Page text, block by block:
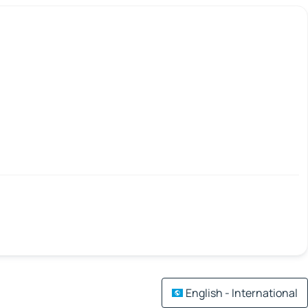
English - International